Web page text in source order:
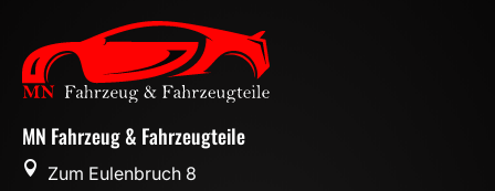
MN Fahrzeug & Fahrzeugteile

Zum Eulenbruch 8